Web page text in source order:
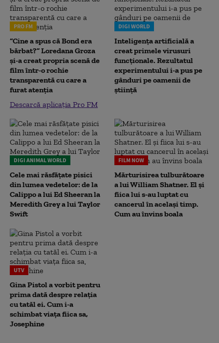
PRO FM
“Cine a spus că Bond era
bărbat?” Loredana Groza
și-a creat propria scenă de
film într-o rochie
transparentă cu care a
furat atenția
Descarcă aplicația Pro FM
DIGI WORLD
Inteligența artificială a
creat primele virusuri
funcționale. Rezultatul
experimentului i-a pus pe
gânduri pe oamenii de
știință
DIGI ANIMAL WORLD
Cele mai răsfățate pisici
din lumea vedetelor: de la
Calippo a lui Ed Sheeran la
Meredith Grey a lui Taylor
Swift
FILM NOW
Mărturisirea tulburătoare
a lui William Shatner. El și
fiica lui s-au luptat cu
cancerul în același timp.
Cum au învins boala
UTV
Gina Pistol a vorbit pentru
prima dată despre relația
cu tatăl ei. Cum i-a
schimbat viața fiica sa,
Josephine